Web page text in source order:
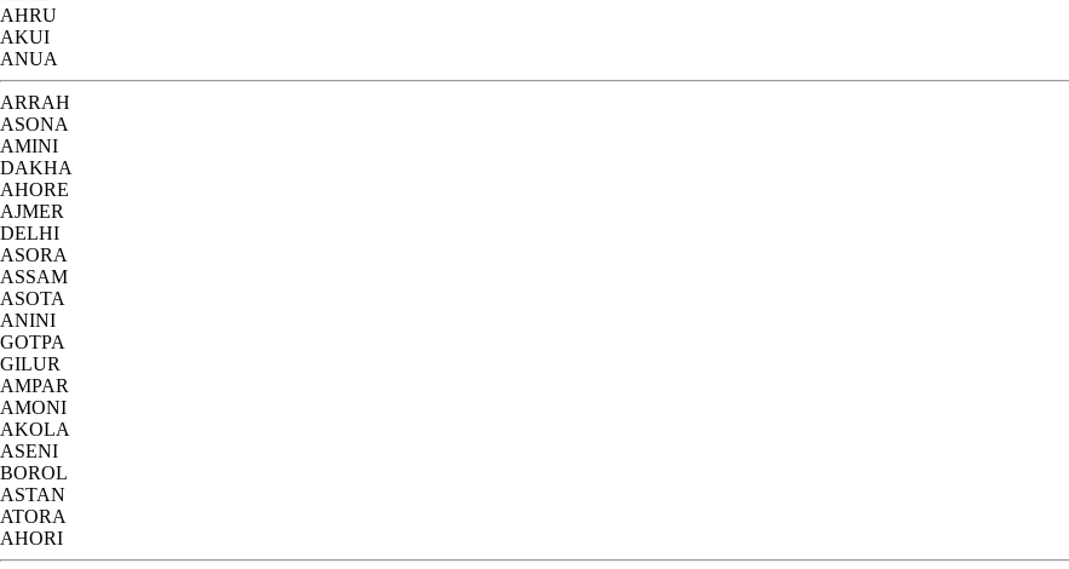
AHRU
AKUI
ANUA
ARRAH
ASONA
AMINI
DAKHA
AHORE
AJMER
DELHI
ASORA
ASSAM
ASOTA
ANINI
GOTPA
GILUR
AMPAR
AMONI
AKOLA
ASENI
BOROL
ASTAN
ATORA
AHORI